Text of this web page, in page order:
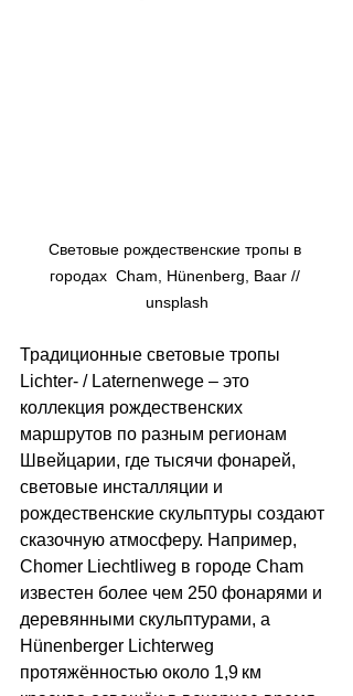
Световые рождественские тропы в
городах  Cham, Hünenberg, Baar //
unsplash
Традиционные световые тропы
Lichter- / Laternenwege – это
коллекция рождественских
маршрутов по разным регионам
Швейцарии, где тысячи фонарей,
световые инсталляции и
рождественские скульптуры создают
сказочную атмосферу. Например,
Chomer Liechtliweg в городе Cham
известен более чем 250 фонарями и
деревянными скульптурами, а
Hünenberger Lichterweg
протяжённостью около 1,9 км